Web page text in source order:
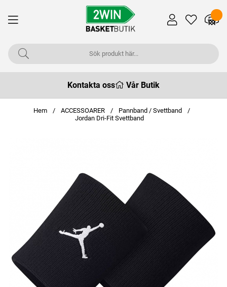
Kontakta oss Vår Butik
Hem ACCESSOARER
Pannband / Svettband
Jordan Dri-Fit Svettband